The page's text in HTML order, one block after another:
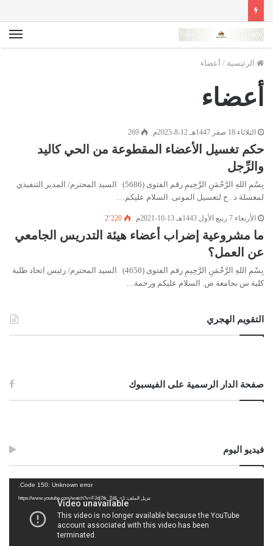
الرئيسية / أعضاء
أعضاء
الثلاثاء 18 صفر 1447هـ 12-8-2025م 269
حكم تغسيل الأعضاء المقطوعة من الحي كاليد
والرِّجل
بِسْمِ اللهِ الرَّحْمَنِ الرَّحِيمِ رقم الفتوى (5686) السيد المحترم/ المدير التنفيذي
لمغسلة د . ح لتغسيل الموتى. السلام عليكم…
الأربعاء 7 ربيع الأول 1443هـ 13-10-2021م 2٬220
ما مشروعية إضراب أعضاء هيئة التدريس الجامعي
عن العمل؟
بِسْمِ اللهِ الرَّحْمَنِ الرَّحِيمِ رقم الفتوى (4650) السيد المحترم/ رئيس اتحاد طلبة
كلية س بجامعة ص. السلام عليكم ورحمة…
التقويم الهجري
صفحة الدار الرسمية على الفيسبوك
فيديو اليوم
Code 150: Unknown error.
تنزيل الملف: https://www.youtube.com/watch?v=FJdj7tk_7jI&_=1